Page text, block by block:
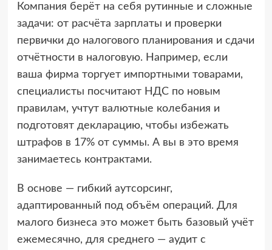
Компания берёт на себя рутинные и сложные
задачи: от расчёта зарплаты и проверки
первички до налогового планирования и сдачи
отчётности в налоговую. Например, если
ваша фирма торгует импортными товарами,
специалисты посчитают НДС по новым
правилам, учтут валютные колебания и
подготовят декларацию, чтобы избежать
штрафов в 17% от суммы. А вы в это время
занимаетесь контрактами.
В основе — гибкий аутсорсинг,
адаптированный под объём операций. Для
малого бизнеса это может быть базовый учёт
ежемесячно, для среднего — аудит с